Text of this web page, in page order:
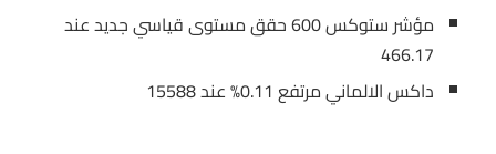
مؤشر ستوكس 600 حقق مستوى قياسي جديد عند
466.17
داكس الالماني مرتفع 0.11% عند 15588